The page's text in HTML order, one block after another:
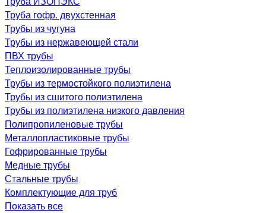
Труба гофр. двухстенная
Трубы из чугуна
Трубы из нержавеющей стали
ПВХ трубы
Теплоизолированные трубы
Трубы из термостойкого полиэтилена
Трубы из сшитого полиэтилена
Трубы из полиэтилена низкого давления
Полипропиленовые трубы
Металлопластиковые трубы
Гофрированные трубы
Медные трубы
Стальные трубы
Комплектующие для труб
Показать все